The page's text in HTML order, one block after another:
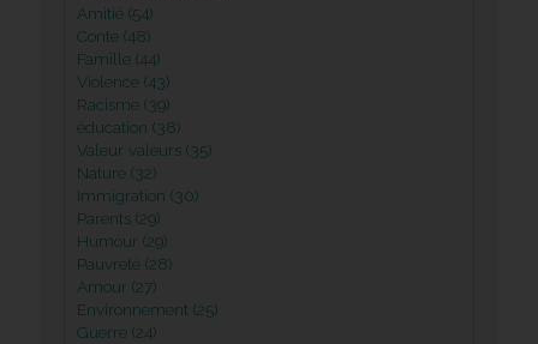
Amitié (54)
Conte (48)
Famille (44)
Violence (43)
Racisme (39)
éducation (38)
Valeur valeurs (35)
Nature (32)
Immigration (30)
Parents (29)
Humour (29)
Pauvreté (28)
Amour (27)
Environnement (25)
Guerre (24)